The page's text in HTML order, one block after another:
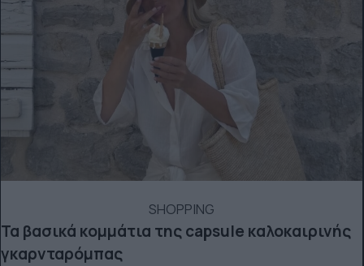
SHOPPING
Τα βασικά κομμάτια της capsule καλοκαιρινής
γκαρνταρόμπας